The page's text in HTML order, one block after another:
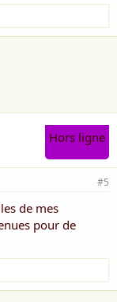
Hors ligne
#5
de mes
pour de